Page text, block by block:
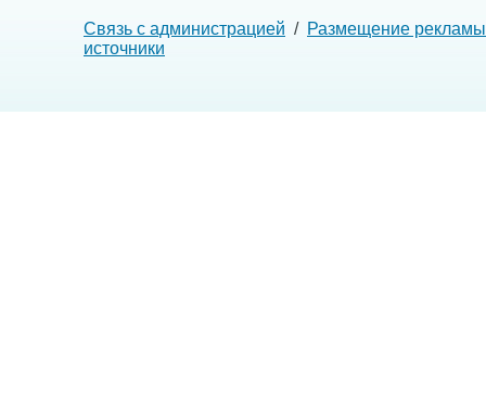
Связь с администрацией / Размещение рекламы
источники